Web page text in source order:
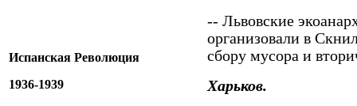
Испанская Революция
1936-1939
-- Львовские
организовали в
сбору мусора и
Харьков.